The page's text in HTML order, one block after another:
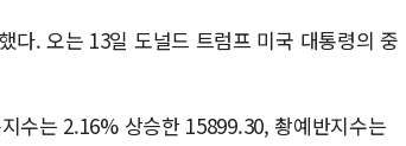
다. 오는 13일 도널드 트럼프 미국 대통령의 중
수는 2.16% 상승한 15899.30, 촹예반지수는